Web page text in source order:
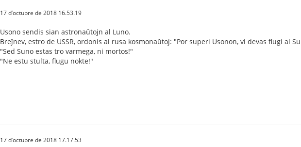
17 d’octubre de 2018 16.53.19
Usono sendis sian astronaŭtojn al Luno.
Breĵnev, estro de USSR, ordonis al rusa kosmonaŭtoj: "Por superi Usonon, vi devas flugi al
"Sed Suno estas tro varmega, ni mortos!"
"Ne estu stulta, flugu nokte!"
17 d’octubre de 2018 17.17.53